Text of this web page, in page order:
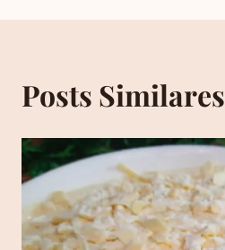
Posts Similares